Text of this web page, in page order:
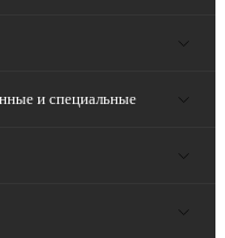
и специальные